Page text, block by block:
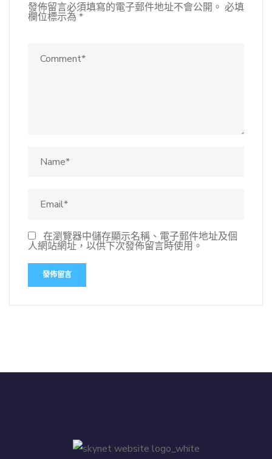
發佈留言必須填寫的電子郵件地址不會公開。 必填
欄位標示為 *
在瀏覽器中儲存顯示名稱、電子郵件地址及個
人網站網址，以供下次發佈留言時使用。